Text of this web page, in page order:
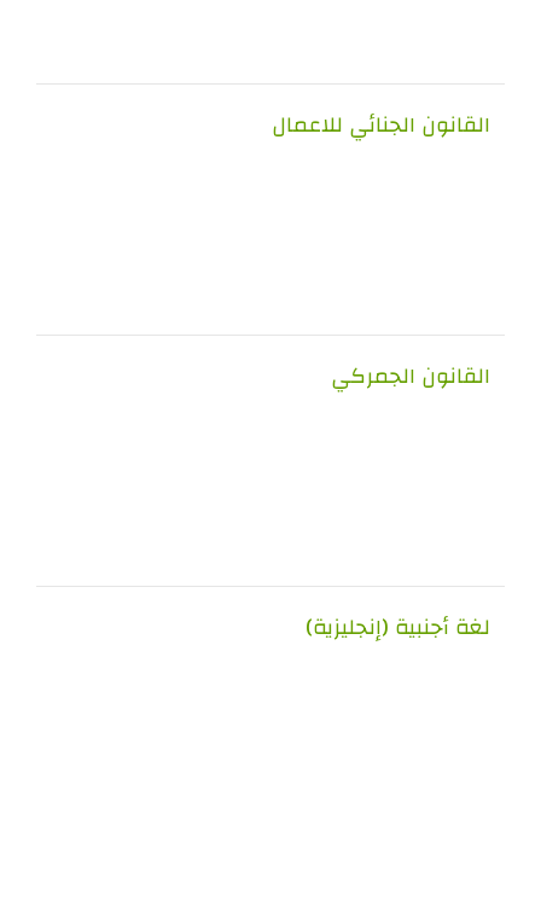
القانون الجنائي للاعمال
القانون الجمركي
لغة أجنبية (إنجليزية)